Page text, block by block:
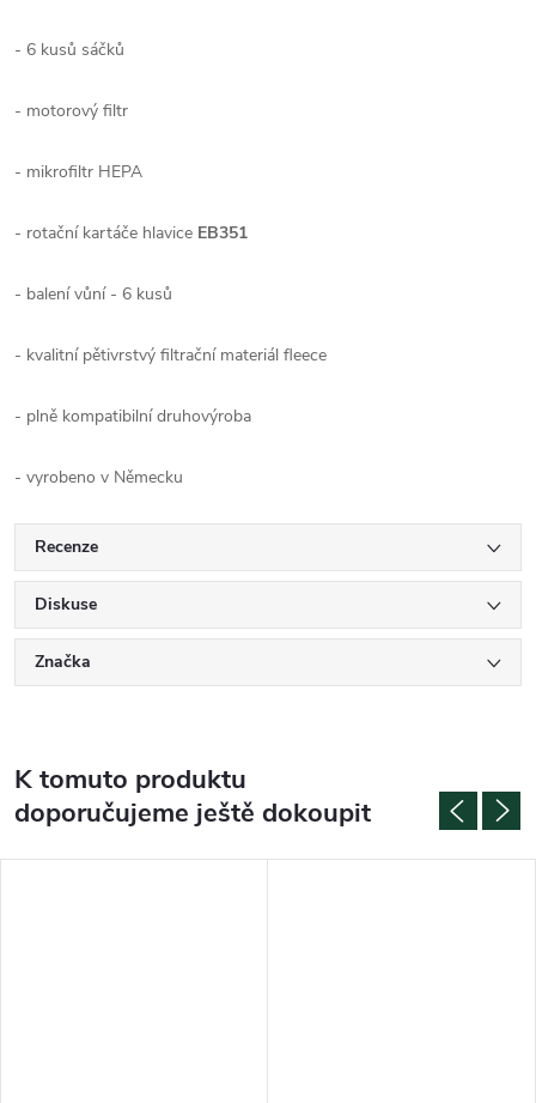
- 6 kusů sáčků
- motorový filtr
- mikrofiltr HEPA
- rotační kartáče hlavice EB351
- balení vůní - 6 kusů
- kvalitní pětivrstvý filtrační materiál fleece
- plně kompatibilní druhovýroba
- vyrobeno v Německu
Recenze
Diskuse
Značka
K tomuto produktu
doporučujeme ještě dokoupit